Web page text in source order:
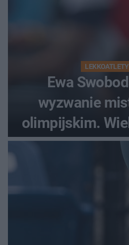
Ewa
wyzwanie
olimpijskim.
podczas Silesia
Kamili